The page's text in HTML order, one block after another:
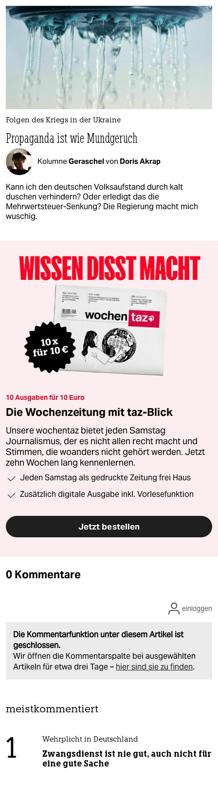
Folgen des Kriegs in der Ukraine
Propaganda ist wie Mundgeruch
KolumneGeraschelvon Doris Akrap
Kann ich den deutschen Volksaufstand durch kalt
duschen verhindern? Oder erledigt das die
Mehrwertsteuer-Senkung? Die Regierung macht mich
wuschig.
10 Ausgaben für 10 Euro
Die Wochenzeitung mit taz-Blick
Unsere wochentaz bietet jeden Samstag
Journalismus, der es nicht allen recht macht und
Stimmen, die woanders nicht gehört werden. Jetzt
zehn Wochen lang kennenlernen.
Jeden Samstag als gedruckte Zeitung frei Haus
Zusätzlich digitale Ausgabe inkl. Vorlesefunktion
Jetzt bestellen
0 Kommentare
Die Kommentarfunktion unter diesem Artikel ist
geschlossen.
Wir öffnen die Kommentarspalte bei ausgewählten
Artikeln für etwa drei Tage – hier sind sie zu finden.
einloggen
meistkommentiert
1 Wehrplicht in Deutschland
Zwangsdienst ist nie gut, auch nicht für
eine gute Sache